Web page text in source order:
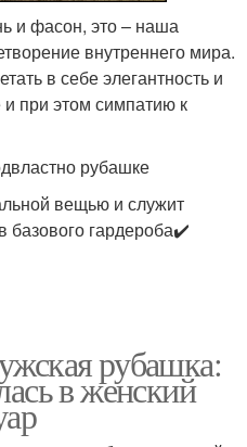
и фасон, это – наша
внутреннего мира.
в себе элегантность и
и при этом симпатию к
рубашке
вещью и служит
базового гардероба✔️
рубашка:
в женский